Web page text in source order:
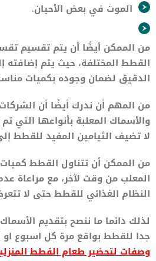
الموت في بعض الأحيان.
من الممكن أيضًا أن يتم تقسيم
القطط المختلفة، حيث يتم إضافته
الدقيق لضمان وجوده بكميات
من المهم أن ندرك أيضًا أن
والأسماك المعلبة بأنواعها التي
لا تضيف الثيامين المفيد للقطط
من الممكن أن تتناول القطط
المعلب من وقت لآخر، مع مراعاة
النظام الغذائي للقطط حتى لا
لذلك دائما ما ننصح بتقديم
جدا للقطط بواقع مرة كل اسبوع
وصفات لتحضير طعام القطط